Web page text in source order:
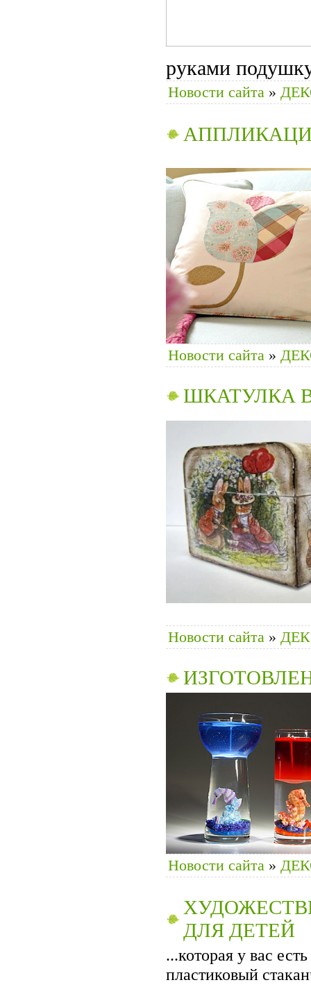
руками
Новости сайта »
Новости сайта »
ШКАТУЛКА
Новости сайта »
Новости сайта »
ДЛЯ ДЕТЕЙ
...которая у вас
пластиковый